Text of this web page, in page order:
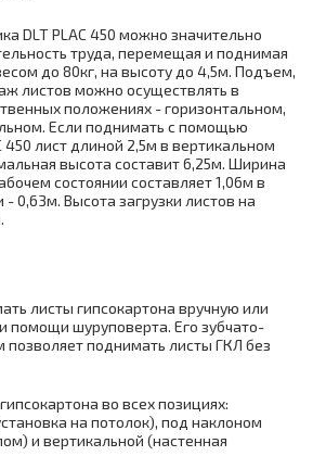
DLT PLAC 450 можно значительно
труда, перемещая и поднимая
до 80кг, на высоту до 4,5м. Подъем,
листов можно осуществлять в
положениях - горизонтальном,
Если поднимать с помощью
450 лист длиной 2,5м в вертикальном
высота составит 6,25м. Ширина
состоянии составляет 1,06м в
0,63м. Высота загрузки листов на
листы гипсокартона вручную или
помощи шуруповерта. Его зубчато-
поднимать листы ГКЛ без
во всех позициях:
на потолок), под наклоном
и вертикальной (настенная